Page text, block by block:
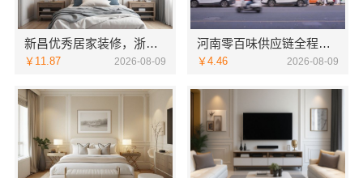
新昌优秀居家装修，浙江宜美嘉装饰工程有限公司匠心打造
￥11.87 2026-08-09
河南零百味供应链全程护航量贩零食铺无忧经营
￥4.46 2026-08-09